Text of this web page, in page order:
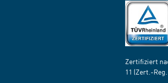
Zertifiziert
11 (Zert.-